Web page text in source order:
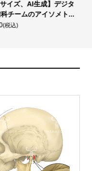
サイズ、AI生成】デジタ
チームのアイソメト...
(税込)